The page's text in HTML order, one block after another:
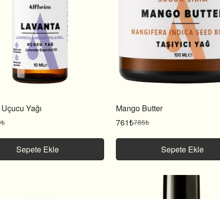
Yağı
Sepete Ekle
Mango Butter
Satış
fiyatı
761₺
Normal
fiyat
785₺
Sepete Ekle